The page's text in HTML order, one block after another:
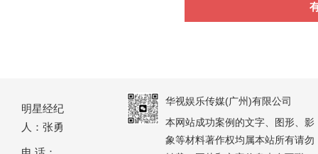
明星经纪
人：张勇
华视娱乐传媒(广州)有限公司
本网站成功案例的文字、图形、影
象等材料著作权均属本站所有请勿